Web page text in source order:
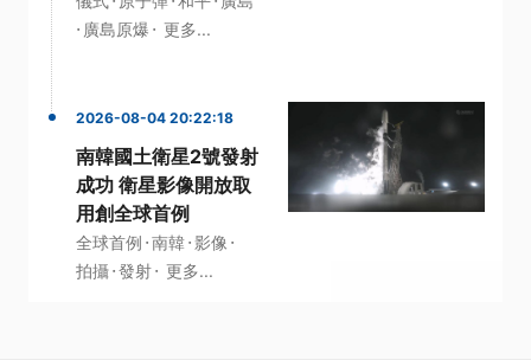
· 廣島原爆 · 更多...
2026-08-04 20:22:18
南韓國土衛星2號發射
成功 衛星影像開放取
用創全球首例
全球首例 ·南韓·影像 ·
拍攝·發射· 更多...